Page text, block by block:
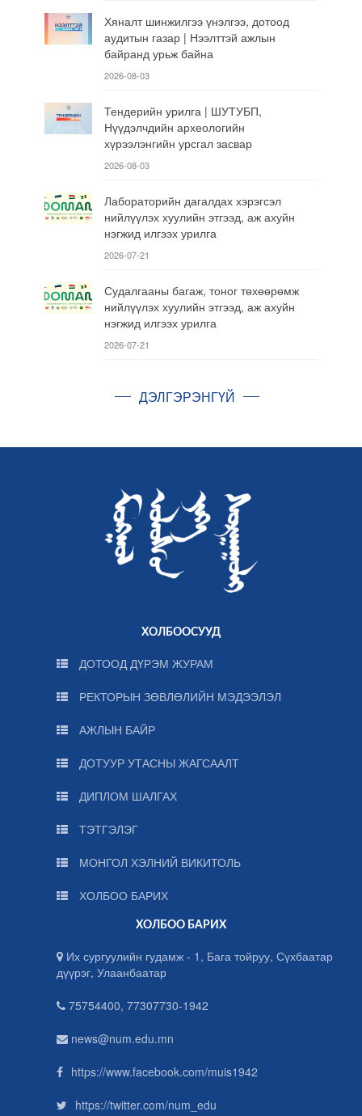
Хяналт шинжилгээ үнэлгээ, дотоод
аудитын газар | Нээлттэй ажлын
байранд урьж байна
2026-08-03
Тендерийн урилга | ШУТУБП,
Нүүдэлчдийн археологийн
хүрээлэнгийн урсгал засвар
2026-08-03
Лабораторийн дагалдах хэрэгсэл
нийлүүлэх хуулийн этгээд, аж ахуйн
нэгжид илгээх урилга
2026-07-21
Судалгааны багаж, тоног төхөөрөмж
нийлүүлэх хуулийн этгээд, аж ахуйн
нэгжид илгээх урилга
2026-07-21
ДЭЛГЭРЭНГҮЙ
ХОЛБООСУУД
ДОТООД ДҮРЭМ ЖУРАМ
РЕКТОРЫН ЗӨВЛӨЛИЙН МЭДЭЭЛЭЛ
АЖЛЫН БАЙР
ДОТУУР УТАСНЫ ЖАГСААЛТ
ДИПЛОМ ШАЛГАХ
ТЭТГЭЛЭГ
МОНГОЛ ХЭЛНИЙ ВИКИТОЛЬ
ХОЛБОО БАРИХ
ХОЛБОО БАРИХ
Их сургуулийн гудамж - 1, Бага тойруу, Сүхбаатар
дүүрэг, Улаанбаатар
75754400, 77307730-1942
news@num.edu.mn
https://www.facebook.com/muis1942
https://twitter.com/num_edu